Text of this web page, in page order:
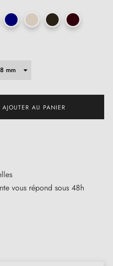
AJOUTER AU PANIER
vous répond sous 48h